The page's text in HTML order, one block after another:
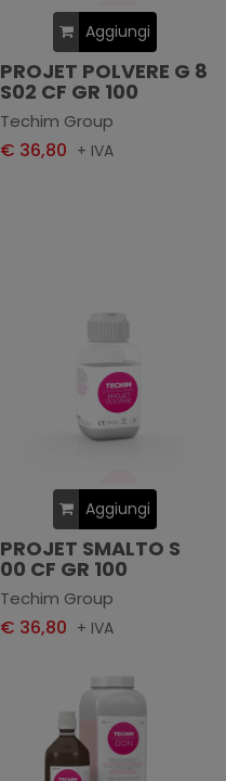
Aggiungi
PROJET POLVERE G 8
S02 CF GR 100
Techim Group
€ 36,80 + IVA
Aggiungi
PROJET SMALTO S
00 CF GR 100
Techim Group
€ 36,80 + IVA